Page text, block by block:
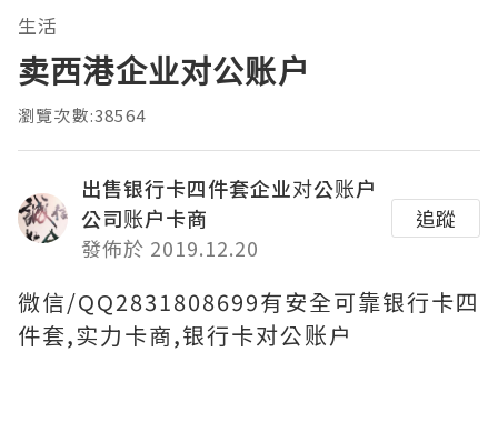
生活
卖西港企业对公账户
瀏覽次數:38564
出售银行卡四件套企业对公账户
公司账户卡商
發佈於 2019.12.20
追蹤
微信/QQ2831808699有安全可靠银行卡四
件套,实力卡商,银行卡对公账户